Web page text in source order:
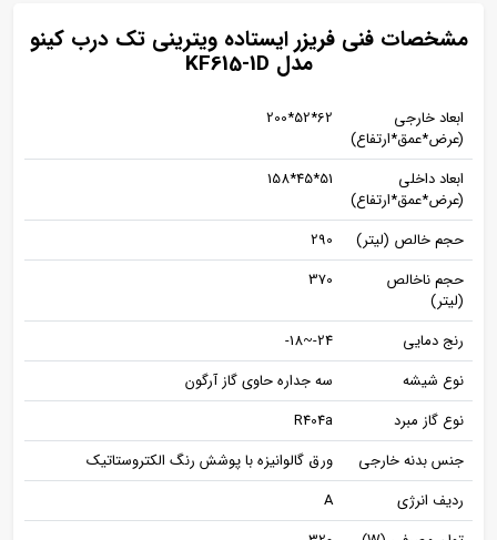
مشخصات فنی فریزر ایستاده ویترینی تک درب کینو
مدل KF615-1D
ابعاد خارجی
(عرض*عمق*ارتفاع)
62*52*200
ابعاد داخلی
(عرض*عمق*ارتفاع)
51*45*158
حجم خالص (لیتر)
290
حجم ناخالص
(لیتر)
370
رنج دمایی
24-~18-
نوع شیشه
سه جداره حاوی گاز آرگون
نوع گاز مبرد
R404a
جنس بدنه خارجی
ورق گالوانیزه با پوشش رنگ الکتروستاتیک
ردیف انرژی
A